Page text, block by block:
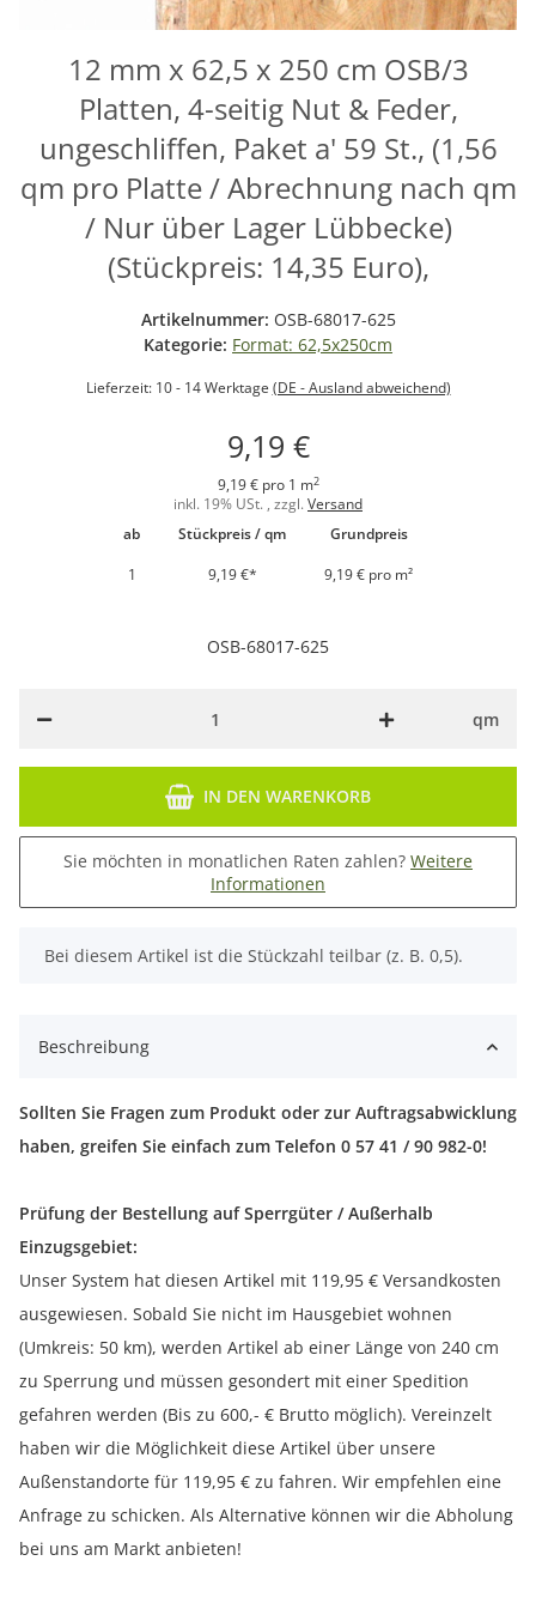
12 mm x 62,5 x 250 cm OSB/3
Platten, 4-seitig Nut & Feder,
ungeschliffen, Paket a' 59 St., (1,56
qm pro Platte / Abrechnung nach qm
/ Nur über Lager Lübbecke)
(Stückpreis: 14,35 Euro),
Artikelnummer: OSB-68017-625
Kategorie: Format: 62,5x250cm
Lieferzeit: 10 - 14 Werktage (DE - Ausland abweichend)
9,19 €
9,19 € pro 1 m2
inkl. 19% USt. , zzgl. Versand
ab
Stückpreis / qm
Grundpreis
1
9,19 €* 9,19 € pro m²
OSB-68017-625
qm
IN DEN WARENKORB
Sie möchten in monatlichen Raten zahlen? Weitere
Informationen
x
Bei diesem Artikel ist die Stückzahl teilbar (z. B. 0,5).
Beschreibung
Sollten Sie Fragen zum Produkt oder zur Auftragsabwicklung
haben, greifen Sie einfach zum Telefon 0 57 41 / 90 982-0!
Prüfung der Bestellung auf Sperrgüter / Außerhalb
Einzugsgebiet:
Unser System hat diesen Artikel mit 119,95 € Versandkosten
ausgewiesen. Sobald Sie nicht im Hausgebiet wohnen
(Umkreis: 50 km), werden Artikel ab einer Länge von 240 cm
zu Sperrung und müssen gesondert mit einer Spedition
gefahren werden (Bis zu 600,- € Brutto möglich). Vereinzelt
haben wir die Möglichkeit diese Artikel über unsere
Außenstandorte für 119,95 € zu fahren. Wir empfehlen eine
Anfrage zu schicken. Als Alternative können wir die Abholung
bei uns am Markt anbieten!